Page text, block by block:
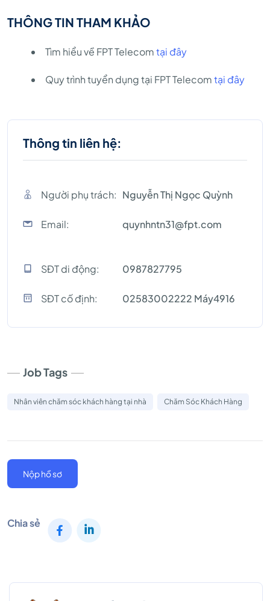
THÔNG TIN THAM KHẢO
Tìm hiểu về FPT Telecomtại đây
Quy trình tuyển dụng tại FPT Telecomtại đây
Thông tin liên hệ:
Người phụ trách: Nguyễn Thị Ngọc Quỳnh
Email: quynhntn31@fpt.com
SĐT di động: 0987827795
SĐT cố định: 02583002222 Máy4916
Job Tags
Nhân viên chăm sóc khách hàng tại nhà Chăm Sóc Khách Hàng
Nộp hồ sơ
Chia sẻ